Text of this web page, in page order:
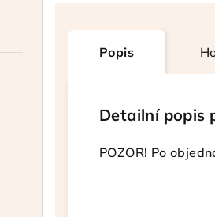
Popis
Detailní popis
POZOR! Po